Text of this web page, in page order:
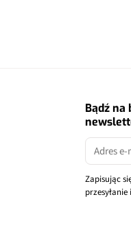
Bądź na
Zapisując